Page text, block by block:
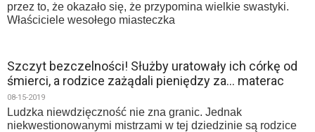
przez to, że okazało się, że przypomina wielkie swastyki.
Właściciele wesołego miasteczka
Szczyt bezczelności! Służby uratowały ich córkę od
śmierci, a rodzice zażądali pieniędzy za… materac
08-15-2019
Ludzka niewdzięczność nie zna granic. Jednak
niekwestionowanymi mistrzami w tej dziedzinie są rodzice